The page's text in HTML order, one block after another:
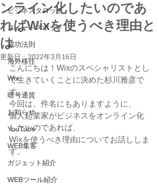
ビジネスタロット
スイートスポット
成功法則
海外移住
Wix
暗号通貨
お知らせ
YouTube
WEB集客
ガジェット紹介
WEBツール紹介
ンライン化したいのであ
ればWixを使うべき理由と
は
更新日： 2022年3月16日
こんにちは！Wixのスペシャリストとし
て生きていくことに決めた杉川雅彦で
す。
今回は、件名にもありますように、
個人起業家がビジネスをオンライン化
したいのであれば、
Wixを使うべき理由についてお話ししま
す。